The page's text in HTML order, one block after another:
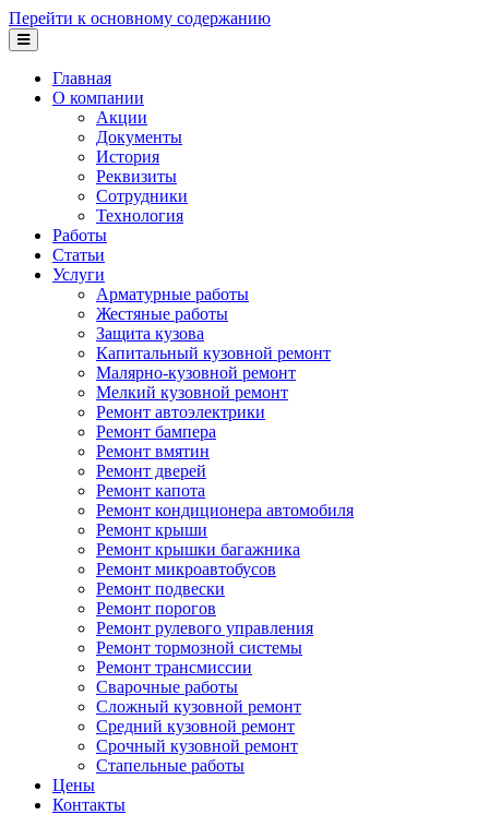
Перейти к основному содержанию
Главная
О компании
Акции
Документы
История
Реквизиты
Сотрудники
Технология
Работы
Статьи
Услуги
Арматурные работы
Жестяные работы
Защита кузова
Капитальный кузовной ремонт
Малярно-кузовной ремонт
Мелкий кузовной ремонт
Ремонт автоэлектрики
Ремонт бампера
Ремонт вмятин
Ремонт дверей
Ремонт капота
Ремонт кондиционера автомобиля
Ремонт крыши
Ремонт крышки багажника
Ремонт микроавтобусов
Ремонт подвески
Ремонт порогов
Ремонт рулевого управления
Ремонт тормозной системы
Ремонт трансмиссии
Сварочные работы
Сложный кузовной ремонт
Средний кузовной ремонт
Срочный кузовной ремонт
Стапельные работы
Цены
Контакты